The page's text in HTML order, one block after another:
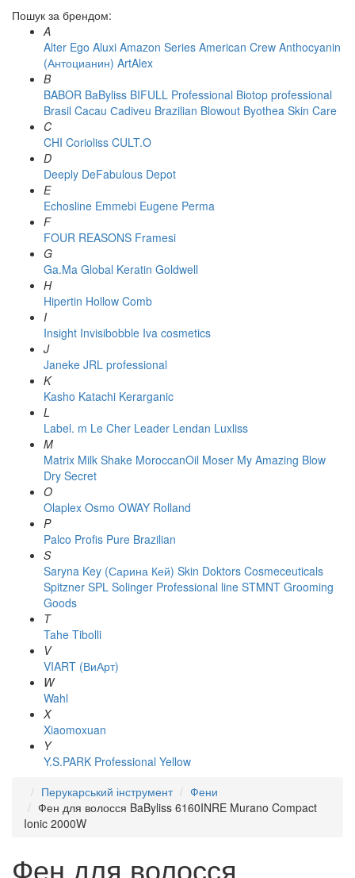
Пошук за брендом:
A
Alter Ego Aluxi Amazon Series American Crew Anthocyanin
(Антоцианин) ArtAlex
B
BABOR BaByliss BIFULL Professional Biotop professional
Brasil Cacau Сadiveu Brazilian Blowout Byothea Skin Care
C
CHI Corioliss CULT.O
D
Deeply DeFabulous Depot
E
Echosline Emmebi Eugene Perma
F
FOUR REASONS Framesi
G
Ga.Ma Global Keratin Goldwell
H
Hipertin Hollow Comb
I
Insight Invisibobble Iva cosmetics
J
Janeke JRL professional
K
Kasho Katachi Kerarganic
L
Label. m Le Cher Leader Lendan Luxliss
M
Matrix Milk Shake MoroccanOil Moser My Amazing Blow
Dry Secret
O
Olaplex Osmo OWAY Rolland
P
Palco Profis Pure Brazilian
S
Saryna Key (Сарина Кей) Skin Doktors Cosmeceuticals
Spitzner SPL Solinger Professional line STMNT Grooming
Goods
T
Tahe Tibolli
V
VIART (ВиАрт)
W
Wahl
X
Xiaomoxuan
Y
Y.S.PARK Professional Yellow
Перукарський інструмент
Фени
Фен для волосся BaByliss 6160INRE Murano Compact
Ionic 2000W
Фен для волосся